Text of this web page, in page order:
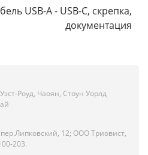
USB-A - USB-C, скрепка,
документация
Роуд, Чаоян, Стоун Уорлд
12; ООО Триовист,
203.